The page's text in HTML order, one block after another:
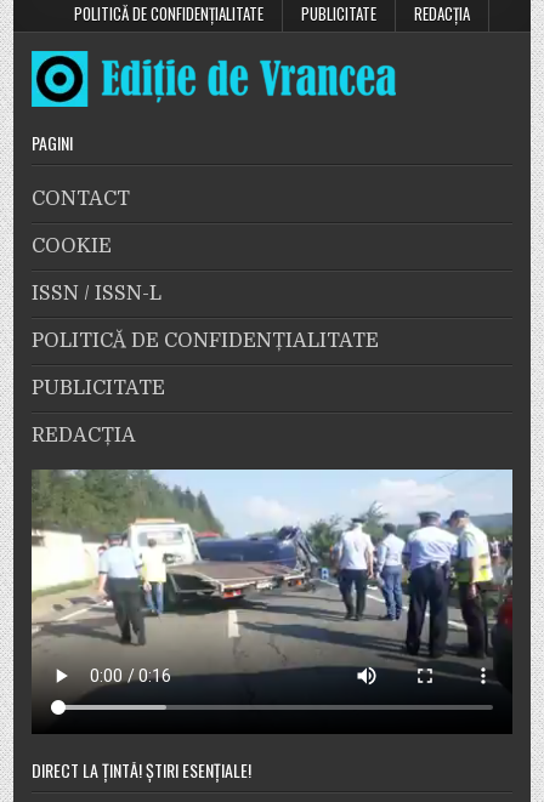
POLITICĂ DE CONFIDENȚIALITATE
PUBLICITATE REDACȚIA
PAGINI
CONTACT
COOKIE
ISSN / ISSN-L
POLITICĂ DE CONFIDENȚIALITATE
PUBLICITATE
REDACȚIA
DIRECT LA ȚINTĂ! ȘTIRI ESENȚIALE!